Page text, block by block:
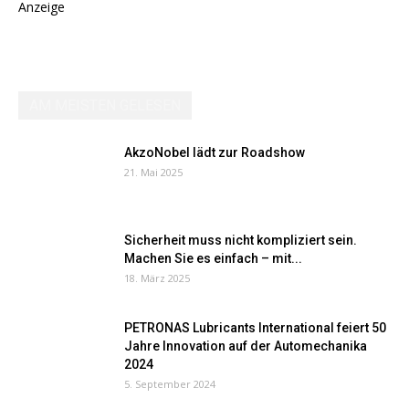
Anzeige
AkzoNobel lädt zur Roadshow
21. Mai 2025
Sicherheit muss nicht kompliziert sein.
Machen Sie es einfach – mit...
18. März 2025
PETRONAS Lubricants International feiert 50
Jahre Innovation auf der Automechanika
2024
5. September 2024